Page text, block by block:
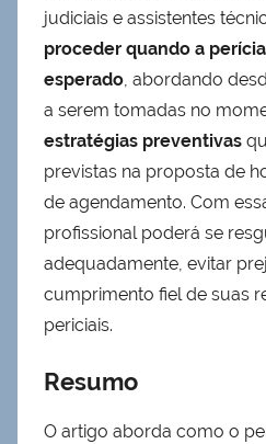
judiciais e assistentes
proceder quando a
esperado, abordando
a serem tomadas no
estratégias preventivas
previstas na proposta de
de agendamento. Com
profissional poderá se
adequadamente, evitar
cumprimento fiel de suas
periciais.
Resumo
O artigo aborda como o